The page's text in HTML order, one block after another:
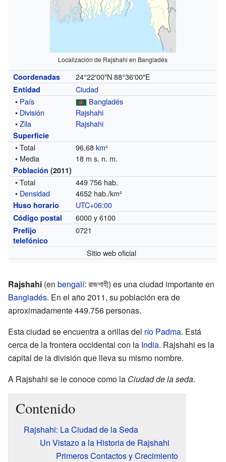
Localización de Rajshahi en Bangladés
Coordenadas 24°22′00″N 88°36′00″E
Entidad
Ciudad
• País
Bangladés
• División
Rajshahi
•Zila Rajshahi
Superficie
• Total 96,68km²
• Media
18 m s. n. m.
Población (2011)
• Total
449 756 hab.
• Densidad 4652 hab./km²
Huso horario UTC+06:00
Código postal 6000 y 6100
Prefijo
telefónico
0721
Sitio web oficial
Rajshahi (en bengalí: রাজশাহী) es una ciudad importante en
Bangladés. En el año 2011, su población era de
aproximadamente 449.756 personas.
Esta ciudad se encuentra a orillas del río Padma. Está
cerca de la frontera occidental con la India. Rajshahi es la
capital de la división que lleva su mismo nombre.
A Rajshahi se le conoce como la Ciudad de la seda.
Contenido
Rajshahi: La Ciudad de la Seda
Un Vistazo a la Historia de Rajshahi
Primeros Contactos y Crecimiento